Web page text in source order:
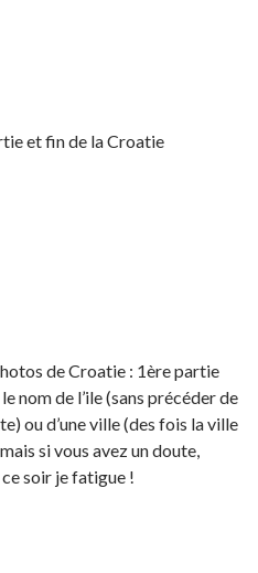
et fin de la Croatie
de Croatie : 1ère partie
nom de l’ile (sans précéder de
ou d’une ville (des fois la ville
si vous avez un doute,
soir je fatigue !